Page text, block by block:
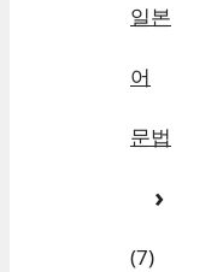
일본
어
문법
(7)